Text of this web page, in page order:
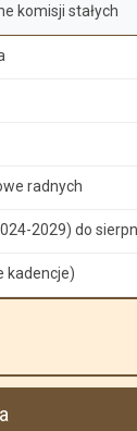
komisji stałych
radnych
2029) do
kadencje)